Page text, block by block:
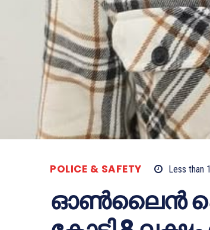
POLICE & SAFETY Less than 1
ഓൺലൈൻ